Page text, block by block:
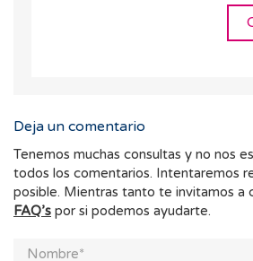
Deja un comentario
Tenemos muchas consultas y no nos
todos los comentarios. Intentaremos
posible. Mientras tanto te invitamos a
FAQ’s por si podemos ayudarte.